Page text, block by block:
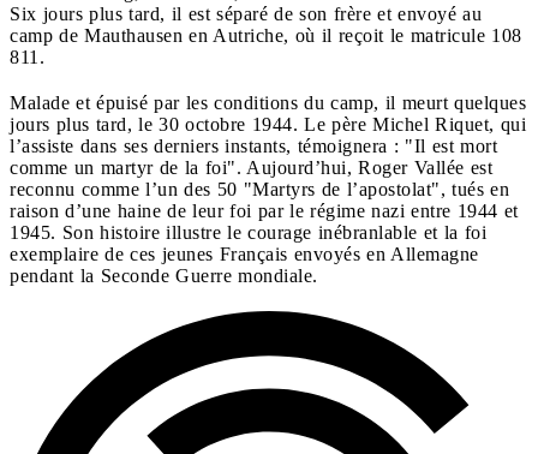
Six jours plus tard, il est séparé de son frère et envoyé au
camp de Mauthausen en Autriche, où il reçoit le matricule 108
811.
Malade et épuisé par les conditions du camp, il meurt quelques
jours plus tard, le 30 octobre 1944. Le père Michel Riquet, qui
l’assiste dans ses derniers instants, témoignera : "Il est mort
comme un martyr de la foi". Aujourd’hui, Roger Vallée est
reconnu comme l’un des 50 "Martyrs de l’apostolat", tués en
raison d’une haine de leur foi par le régime nazi entre 1944 et
1945. Son histoire illustre le courage inébranlable et la foi
exemplaire de ces jeunes Français envoyés en Allemagne
pendant la Seconde Guerre mondiale.